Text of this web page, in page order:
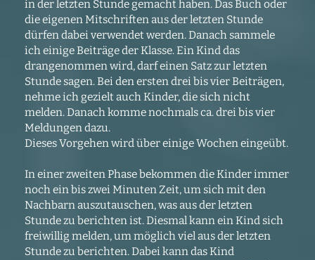
in der letzten Stunde gemacht haben. Das Buch oder
die eigenen Mitschriften aus der letzten Stunde
dürfen dabei verwendet werden. Danach sammele
ich einige Beiträge der Klasse. Ein Kind das
drangenommen wird, darf einen Satz zur letzten
Stunde sagen. Bei den ersten drei bis vier Beiträgen,
nehme ich gezielt auch Kinder, die sich nicht
melden. Danach komme nochmals ca. drei bis vier
Meldungen dazu.
Dieses Vorgehen wird über einige Wochen eingeübt.
In einer zweiten Phase bekommen die Kinder immer
noch ein bis zwei Minuten Zeit, um sich mit den
Nachbarn auszutauschen, was aus der letzten
Stunde zu berichten ist. Diesmal kann ein Kind sich
freiwillig melden, um möglich viel aus der letzten
Stunde zu berichten. Dabei kann das Kind